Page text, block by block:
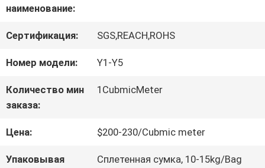
ПО
ЗАВОДУ
КОНТРОЛЬ
КАЧЕСТВА
СВЯЖИТЕСЬ
наименование:
Сертификация: SGS,REACH,ROHS
Номер модели: Y1-Y5
Количество мин
заказа:
1CubmicMeter
Цена: $200-230/Cubmic meter
Упаковывая
Сплетенная сумка, 10-15kg/Bag